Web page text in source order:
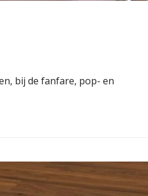
bij de fanfare, pop- en